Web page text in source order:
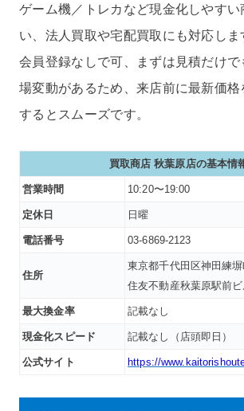
ゲーム機／トレカなど現金化しやすい
い、法人買取や宅配買取にも対応しま
会員登録なしで可、まずは見積だけ
場変動があるため、来店前に最新価
するとスムーズです。
買取商店 秋葉原店の基本情
営業時間 10:20〜19:00
定休日 日曜
電話番号 03-6869-2123
住所
東京都千代田区神田練
住友不動産秋葉原駅前
最大換金率 記載なし
現金化スピード 記載なし（店頭即日）
公式サイト https://